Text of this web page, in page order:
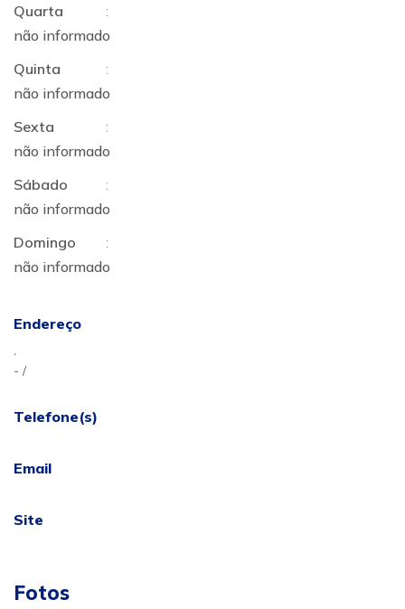
Quarta
:
não informado
Quinta
:
não informado
Sexta
:
não informado
Sábado
:
não informado
Domingo
:
não informado
Endereço
,
- /
Telefone(s)
Email
Site
Fotos